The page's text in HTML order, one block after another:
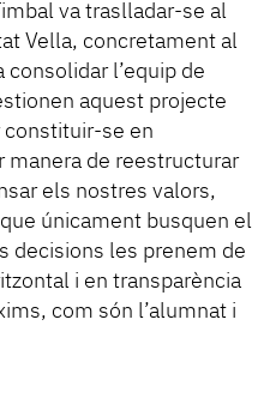
va traslladar-se al
Vella, concretament al
consolidar l’equip de
aquest projecte
se en
manera de reestructurar
els nostres valors,
únicament busquen el
decisions les prenem de
i en transparència
com són l’alumnat i